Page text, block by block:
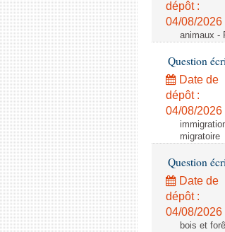
dépôt :
04/08/2026
animaux -
Question
Date de
dépôt :
04/08/2026
migratoire
Question
Date de
dépôt :
04/08/2026
bois et